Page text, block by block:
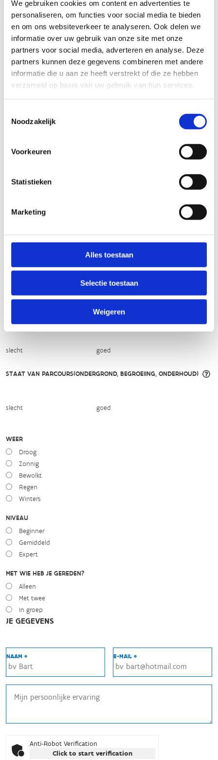
We gebruiken cookies om content en advertenties te
personaliseren, om functies voor social media te bieden
en om ons websiteverkeer te analyseren. Ook delen we
informatie over uw gebruik van onze site met onze
partners voor social media, adverteren en analyse. Deze
partners kunnen deze gegevens combineren met andere
informatie die u aan ze heeft verstrekt of die ze hebben
verzameld op basis van uw gebruik van hun services.
Noodzakelijk
Voorkeuren
Statistieken
Marketing
Alles toestaan
Selectie toestaan
Weigeren
Voor meer informatie over onze routestructuren, neem een
kijkje bij deFAQ .
Wil je een probleem melden op een route? Ga dan naar
hetRoutemeldpunt.
Heb je een vraag, contacteer ons via
sportievevrijetijd@sport.vlaanderen
ALGEMENE BEOORDELING *
slecht
FYSIEKE INSPANNING
licht
TECHNISCHE MOEILIJKHEIDSGRAAD
makkelijk moeilijk
BEWEGWIJZERING
slecht goed
STAAT VAN PARCOURS(ONDERGROND, BEGROEIING, ONDERHOUD)
slecht goed
WEER
Droog
Zonnig
Bewolkt
Regen
Winters
NIVEAU
Beginner
Gemiddeld
Expert
MET WIE HEB JE GEREDEN?
Alleen
Met twee
In groep
JE GEGEVENS
NAAM * E-MAIL *
Anti-Robot Verification
Click to start verification